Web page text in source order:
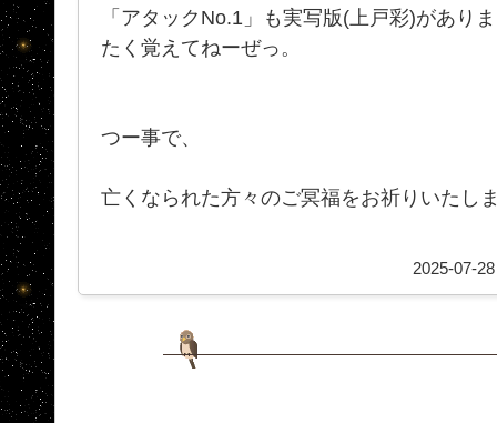
「アタックNo.1」も実写版(上戸彩)があり
たく覚えてねーぜっ。
つー事で、
亡くなられた方々のご冥福をお祈りいたし
2025-07-